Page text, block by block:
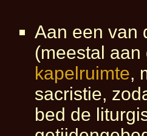
Aan een van
(meestal
kapelruimte,
sacristie,
bed de